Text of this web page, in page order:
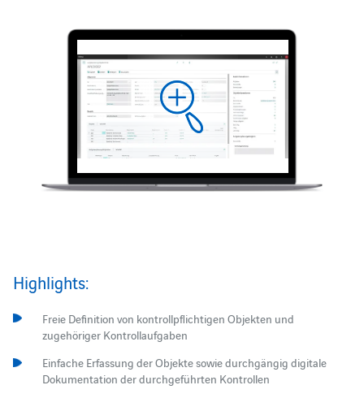
Highlights:
Freie Definition von kontrollpflichtigen Objekten und
zugehöriger Kontrollaufgaben
Einfache Erfassung der Objekte sowie durchgängig digitale
Dokumentation der durchgeführten Kontrollen